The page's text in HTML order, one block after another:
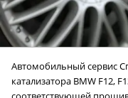
Автомобильный сервис
катализатора BMW F12,